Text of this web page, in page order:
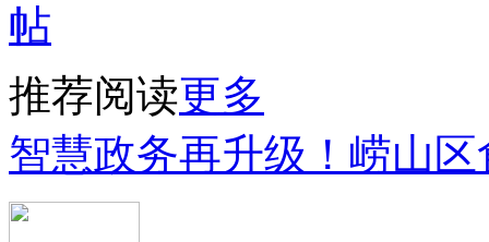
推荐阅读更多
智慧政务再升级！崂山